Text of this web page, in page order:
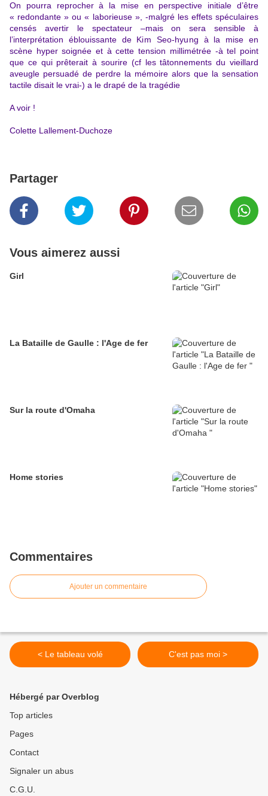
On pourra reprocher à la mise en perspective initiale d’être
« redondante » ou « laborieuse », -malgré les effets spéculaires
censés avertir le spectateur –mais on sera sensible à
l’interprétation éblouissante de Kim Seo-hyung à la mise en
scène hyper soignée et à cette tension millimétrée -à tel point
que ce qui prêterait à sourire (cf les tâtonnements du vieillard
aveugle persuadé de perdre la mémoire alors que la sensation
tactile disait le vrai-) a le drapé de la tragédie
A voir !
Colette Lallement-Duchoze
Partager
Vous aimerez aussi
Girl
La Bataille de Gaulle : l'Age de fer
Sur la route d'Omaha
Home stories
Commentaires
Ajouter un commentaire
< Le tableau volé C'est pas moi >
Hébergé par Overblog
Top articles
Pages
Contact
Signaler un abus
C.G.U.